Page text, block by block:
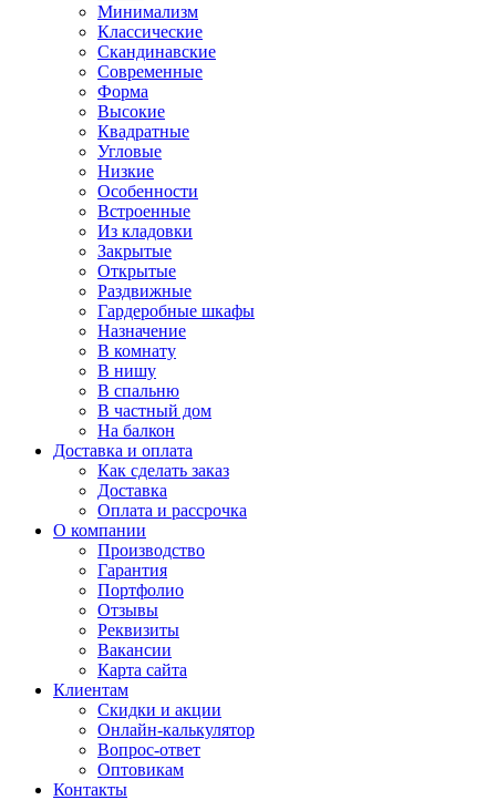
Минимализм
Классические
Скандинавские
Современные
Форма
Высокие
Квадратные
Угловые
Низкие
Особенности
Встроенные
Из кладовки
Закрытые
Открытые
Раздвижные
Гардеробные шкафы
Назначение
В комнату
В нишу
В спальню
В частный дом
На балкон
Доставка и оплата
Как сделать заказ
Доставка
Оплата и рассрочка
О компании
Производство
Гарантия
Портфолио
Отзывы
Реквизиты
Вакансии
Карта сайта
Клиентам
Скидки и акции
Онлайн-калькулятор
Вопрос-ответ
Оптовикам
Контакты